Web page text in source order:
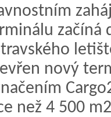
začíná
nový
než 4 500